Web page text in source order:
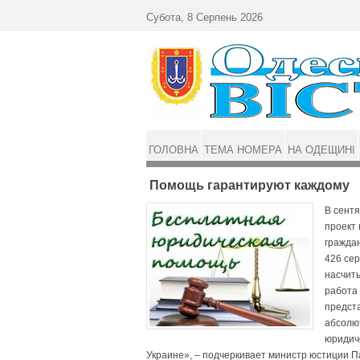
Помощь гарантируют каждому
В
426
работа
Украине», – подчеркивает министр юстиции
Субота, 8 Серпень 2026
ГОЛОВНА ТЕМА НОМЕРА НА ОДЕЩИНІ